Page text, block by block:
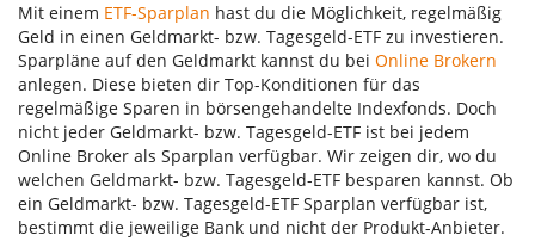
Mit einem ETF-Sparplan hast du die Möglichkeit, regelmäßig
Geld in einen Geldmarkt- bzw. Tagesgeld-ETF zu investieren.
Sparpläne auf den Geldmarkt kannst du bei Online Brokern
anlegen. Diese bieten dir Top-Konditionen für das
regelmäßige Sparen in börsengehandelte Indexfonds. Doch
nicht jeder Geldmarkt- bzw. Tagesgeld-ETF ist bei jedem
Online Broker als Sparplan verfügbar. Wir zeigen dir, wo du
welchen Geldmarkt- bzw. Tagesgeld-ETF besparen kannst. Ob
ein Geldmarkt- bzw. Tagesgeld-ETF Sparplan verfügbar ist,
bestimmt die jeweilige Bank und nicht der Produkt-Anbieter.